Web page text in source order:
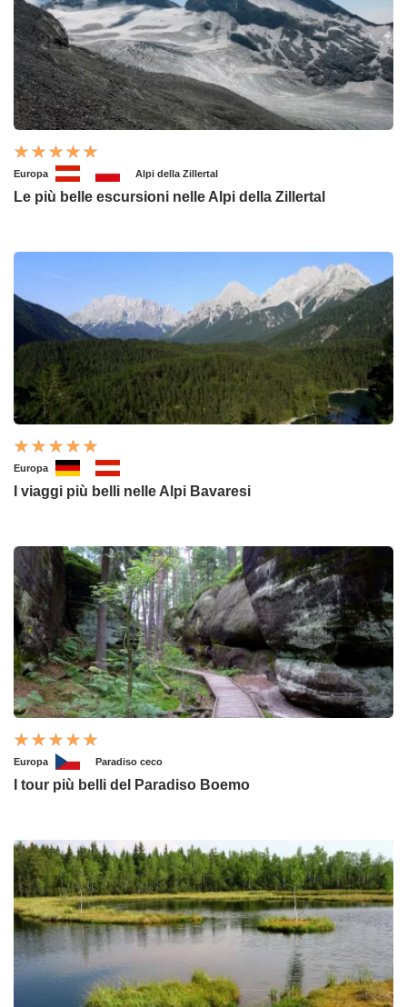
Europa Alpi della Zillertal
Le più belle escursioni nelle Alpi della Zillertal
Europa
I viaggi più belli nelle Alpi Bavaresi
Europa Paradiso ceco
I tour più belli del Paradiso Boemo